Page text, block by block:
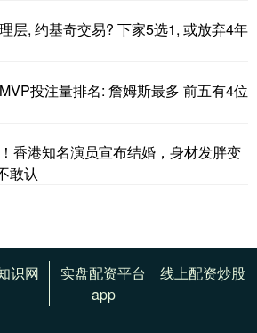
层, 约基奇交易? 下家5选1, 或放弃4年
投注量排名: 詹姆斯最多 前五有4位
香港知名演员宣布结婚，身材发胖变
敢认
识网
实盘配资平台
app
线上配资炒股